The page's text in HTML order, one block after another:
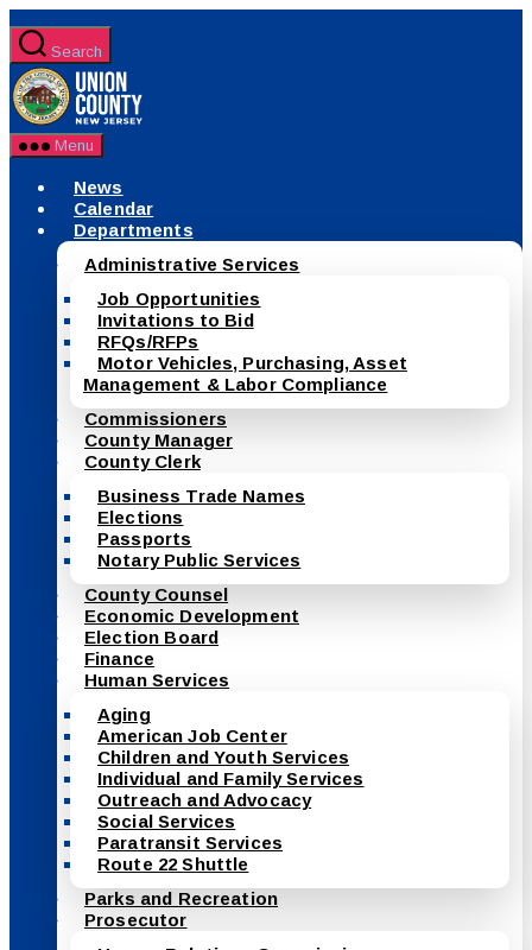
to
the
content
Search
Menu
News
Calendar
Departments
Administrative Services
Job Opportunities
Invitations to Bid
RFQs/RFPs
Motor Vehicles, Purchasing, Asset
Management & Labor Compliance
Commissioners
County Manager
County Clerk
Business Trade Names
Elections
Passports
Notary Public Services
County Counsel
Economic Development
Election Board
Finance
Human Services
Aging
American Job Center
Children and Youth Services
Individual and Family Services
Outreach and Advocacy
Social Services
Paratransit Services
Route 22 Shuttle
Parks and Recreation
Prosecutor